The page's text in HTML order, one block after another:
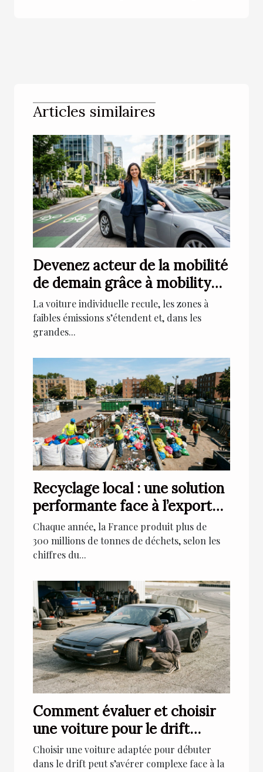
Articles similaires
Devenez acteur de la mobilité
de demain grâce à mobility
car sharing
La voiture individuelle recule, les zones à
faibles émissions s’étendent et, dans les
grandes...
Recyclage local : une solution
performante face à l’export
massif de déchets
Chaque année, la France produit plus de
300 millions de tonnes de déchets, selon les
chiffres du...
Comment évaluer et choisir
une voiture pour le drift
débutant ?
Choisir une voiture adaptée pour débuter
dans le drift peut s’avérer complexe face à la